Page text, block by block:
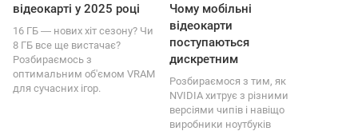
відеокарті у 2025 році
16 ГБ ― нових хіт сезону? Чи
8 ГБ все ще вистачає?
Розбираємось з
оптимальним об'ємом VRAM
для сучасних ігор.
Чому мобільні
відеокарти
поступаються
дискретним
Розбираємося з тим, як
NVIDIA хитрує з різними
версіями чипів і навіщо
виробники ноутбуків